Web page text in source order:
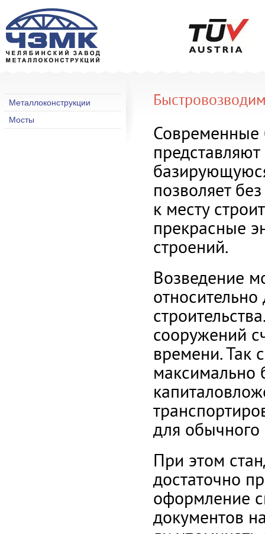
Металлоконструкции
Мосты
Современные
позволяет
к месту
прекрасные
строений.
Возведение
сооружений
времени. Так
максимально
для обычного
При этом
достаточно
оформление
документов